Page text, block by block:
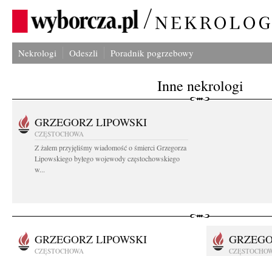
Nekrologi Odeszli Poradnik pogrzebowy
Inne nekrologi
GRZEGORZ LIPOWSKI
CZĘSTOCHOWA
Z żalem przyjęliśmy wiadomość o śmierci Grzegorza
Lipowskiego byłego wojewody częstochowskiego
w...
GRZEGORZ LIPOWSKI
CZĘSTOCHOWA